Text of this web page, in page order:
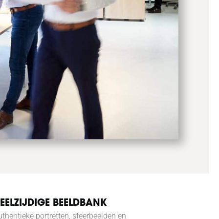
BEELDBANK
portretten, sfeerbeelden en